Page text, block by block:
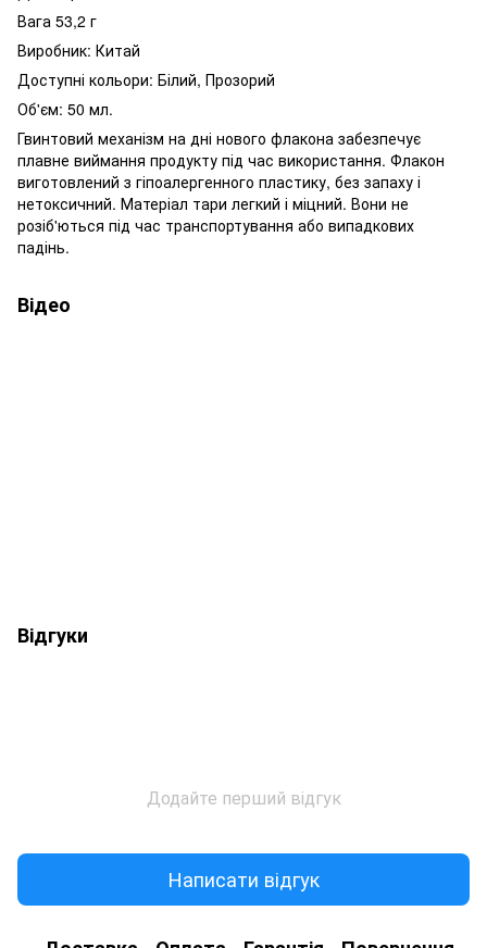
Вага 53,2 г
Виробник: Китай
Доступні кольори: Білий, Прозорий
Об'єм: 50 мл.
Гвинтовий механізм на дні нового флакона забезпечує
плавне виймання продукту під час використання. Флакон
виготовлений з гіпоалергенного пластику, без запаху і
нетоксичний. Матеріал тари легкий і міцний. Вони не
розіб'ються під час транспортування або випадкових
падінь.
Відео
Відгуки
Додайте перший відгук
Написати відгук